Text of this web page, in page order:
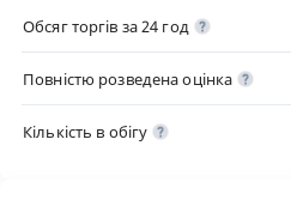
Обсяг торгів за 24 год
Повністю розведена оцінка
Кількість в обігу